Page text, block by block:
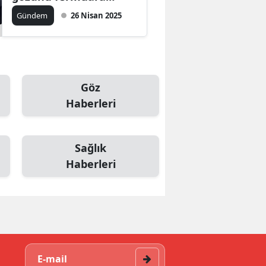
sıkıştırdı
Gündem 26 Nisan 2025
Göz
Haberleri
Sağlık
Haberleri